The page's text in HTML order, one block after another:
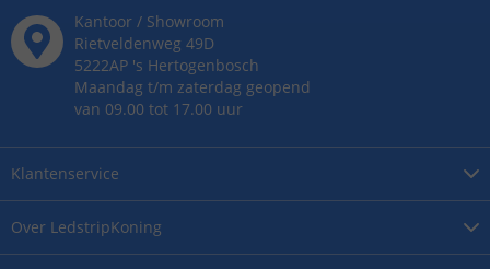
Over LedstripKoning
Klantenservice
Kantoor / Showroom
Rietveldenweg 49D
5222AP 's Hertogenbosch
Maandag t/m zaterdag geopend
van 09.00 tot 17.00 uur